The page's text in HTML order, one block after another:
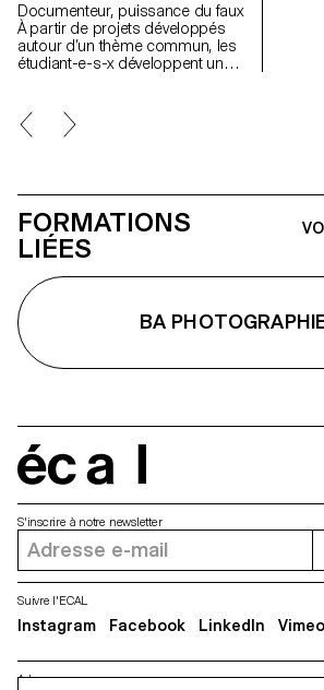
Documenteur, puissance du faux
À partir de projets développés
autour d’un thème commun, les
étudiant-e-s-x développent un
semblant. Iels construisent un
projet qui joue avec les limites de
FORMATIONS
LIÉES
BA
Adresse
S'inscrire à notre newsletter
Suivre l'ECAL
Instagram Facebook LinkedIn Vimeo